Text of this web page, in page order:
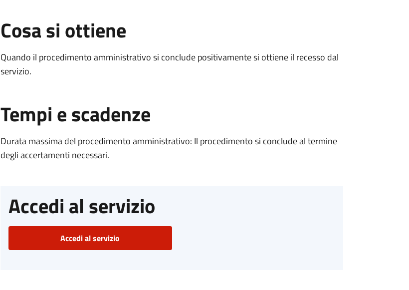
Cosa si ottiene
Quando il procedimento amministrativo si conclude positivamente si ottiene il recesso dal
servizio.
Tempi e scadenze
Durata massima del procedimento amministrativo: Il procedimento si conclude al termine
degli accertamenti necessari.
Accedi al servizio
Accedi al servizio